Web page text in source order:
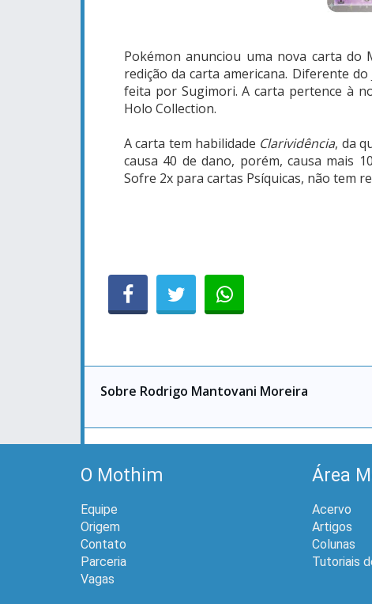
Pokémon anunciou uma nova carta do
redição da carta americana. Diferente
feita por Sugimori. A carta pertence à
Holo Collection.
A carta tem habilidade Clarividência, da
causa 40 de dano, porém, causa mais
Sofre 2x para cartas Psíquicas, não tem
Sobre Rodrigo Mantovani Moreira
O Mothim
Equipe
Origem
Contato
Parceria
Vagas
Área
Acervo
Artigos
Colunas
Tutoriais